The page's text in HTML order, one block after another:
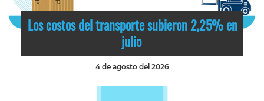
Los costos del transporte subieron 2,25% en
julio
4 de agosto del 2026